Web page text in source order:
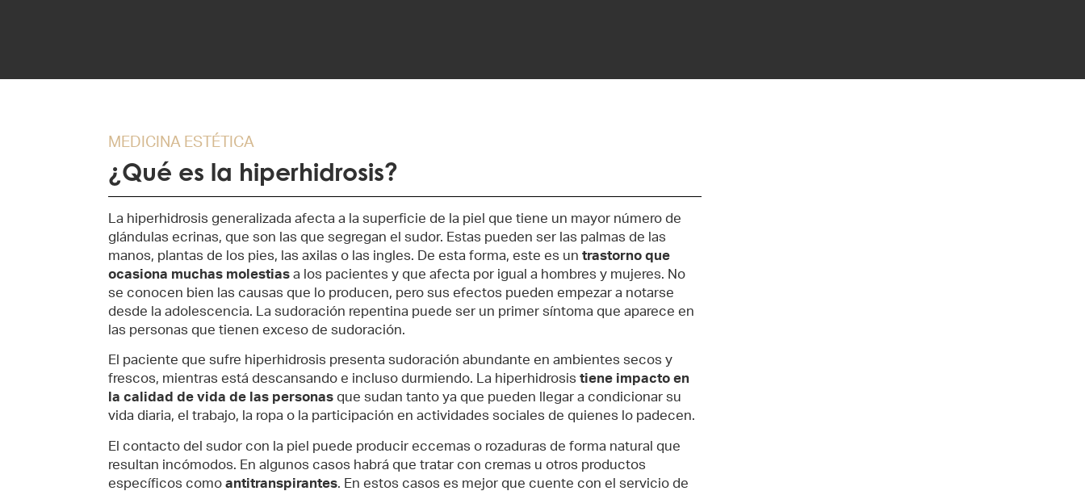
MEDICINA ESTÉTICA
¿Qué es la hiperhidrosis?
La hiperhidrosis generalizada afecta a la superficie de la piel que tiene un mayor número de
glándulas ecrinas, que son las que segregan el sudor. Estas pueden ser las palmas de las
manos, plantas de los pies, las axilas o las ingles. De esta forma, este es untrastorno que
ocasiona muchas molestias a los pacientes y que afecta por igual a hombres y mujeres. No
se conocen bien las causas que lo producen, pero sus efectos pueden empezar a notarse
desde la adolescencia. La sudoración repentina puede ser un primer síntoma que aparece en
las personas que tienen exceso de sudoración.
El paciente que sufre hiperhidrosis presenta sudoración abundante en ambientes secos y
frescos, mientras está descansando e incluso durmiendo. La hiperhidrosistiene impacto en
la calidad de vida de las personas que sudan tanto ya que pueden llegar a condicionar su
vida diaria, el trabajo, la ropa o la participación en actividades sociales de quienes lo padecen.
El contacto del sudor con la piel puede producir eccemas o rozaduras de forma natural que
resultan incómodos. En algunos casos habrá que tratar con cremas u otros productos
específicos comoantitranspirantes. En estos casos es mejor que cuente con el servicio de